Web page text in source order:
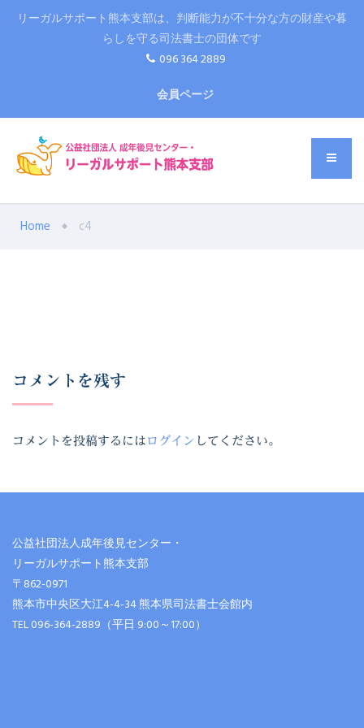
リーガルサポート熊本支部は、判断能力が不十分な方の財産や暮
らしを守る司法書士の団体です
096 364 2889
会員ページ
Home c4
コメントを残す
コメントを投稿するには ログイン してください。
公益社団法人成年後見センター・
リーガルサポート熊本支部
〒862-0971
熊本市中央区大江4-4-34 熊本県司法書士会館内
TEL 096-364-2889（平日 9:00～17:00）